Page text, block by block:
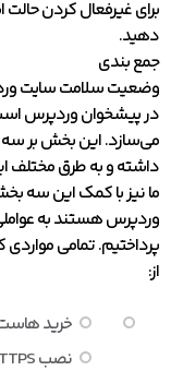
دهید.
جمع بندی
وضعیت سلامت سایت
در پیشخوان وردپرس است
می‌سازد. این بخش بر سه
داشته و به طرق مختلف
ما نیز با کمک این سه
وردپرس هستند به
پرداختیم. تمامی
از:
خرید
نصب SSL / HTTPS در سایت